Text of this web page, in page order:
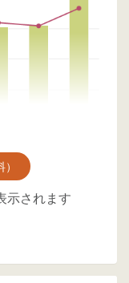
示されます